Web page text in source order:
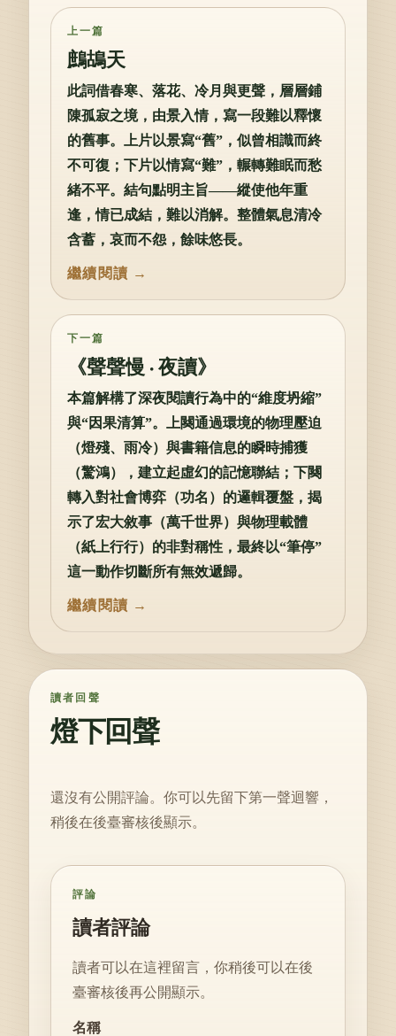
上一篇
鷓鴣天
此詞借春寒、落花、冷月與更聲，層層鋪
陳孤寂之境，由景入情，寫一段難以釋懷
的舊事。上片以景寫“舊”，似曾相識而終
不可復；下片以情寫“難”，輾轉難眠而愁
緒不平。結句點明主旨——縱使他年重
逢，情已成結，難以消解。整體氣息清冷
含蓄，哀而不怨，餘味悠長。
下一篇
《聲聲慢 · 夜讀》
本篇解構了深夜閱讀行為中的“維度坍縮”
與“因果清算”。上闋通過環境的物理壓迫
（燈殘、雨冷）與書籍信息的瞬時捕獲
（驚鴻），建立起虛幻的記憶聯結；下闋
轉入對社會博弈（功名）的邏輯覆盤，揭
示了宏大敘事（萬千世界）與物理載體
（紙上行行）的非對稱性，最終以“筆停”
這一動作切斷所有無效遞歸。
讀者回聲
燈下回聲
還沒有公開評論。你可以先留下第一聲迴響，
稍後在後臺審核後顯示。
評論
讀者評論
讀者可以在這裡留言，你稍後可以在後
臺審核後再公開顯示。
名稱
Website